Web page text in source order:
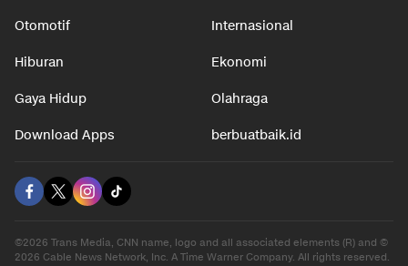
Otomotif Internasional
Hiburan Ekonomi
Gaya Hidup Olahraga
Download Apps berbuatbaik.id
©2026 Trans Media, CNN name, logo and all associated elements (R) and ©
2026 Cable News Network, Inc. A Time Warner Company. All rights reserved.